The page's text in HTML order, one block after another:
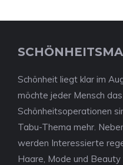
Schönheit liegt klar im
möchte jeder Mensch
Schönheitsoperationen
Tabu-Thema mehr.
werden Interessierte
Haare, Mode und